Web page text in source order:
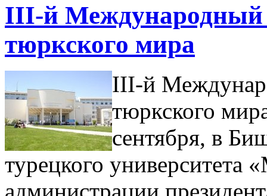
III-й Международный
тюркского мира
III-й
тюркского
сентября, в
турецкого университета
администрации